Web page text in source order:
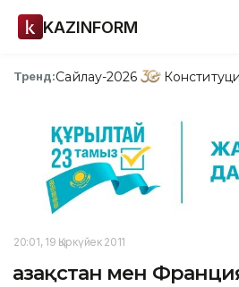
KAZINFORM
Тренд:Сайлау-2026
20:01, 19 Қыркүйек 2011
Қазақстан мен